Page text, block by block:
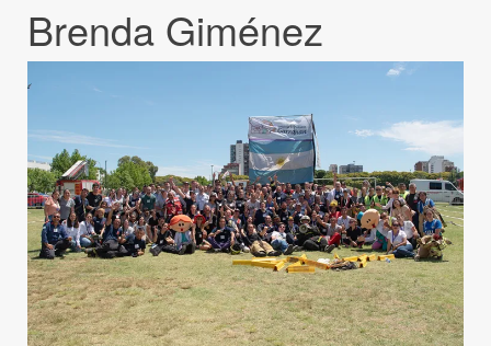
Brenda Giménez